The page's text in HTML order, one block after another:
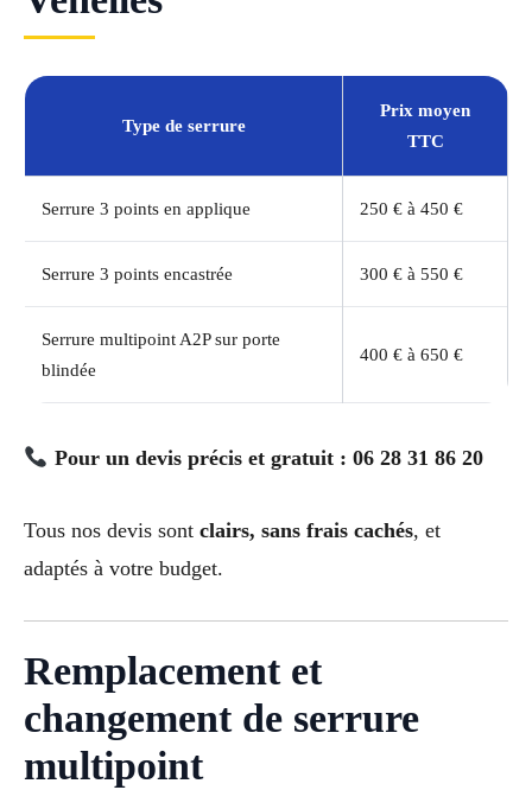
Type de serrure
Prix moyen
TTC
Serrure 3 points en applique 250 € à 450 €
Serrure 3 points encastrée 300 € à 550 €
Serrure multipoint A2P sur porte
blindée
400 € à 650 €
Pour un devis précis et gratuit : 06 28 31 86 20
Tous nos devis sont clairs, sans frais cachés, et
adaptés à votre budget.
Remplacement et
changement de serrure
multipoint